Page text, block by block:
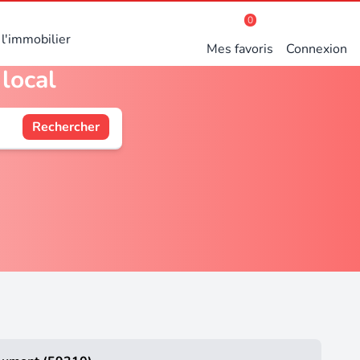
l'immobilier
0
Mes favoris Connexion
Rechercher